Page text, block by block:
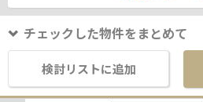
チェックした物件をまとめて
検討リストに追加